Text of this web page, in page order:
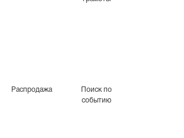
Распродажа
Поиск по
событию